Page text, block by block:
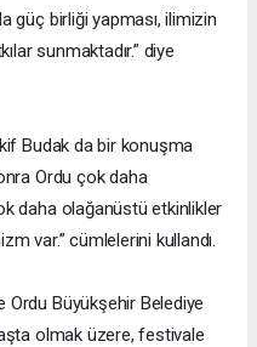
güç birliği yapması, ilimizin
sunmaktadır.” diye
Budak da bir konuşma
Ordu çok daha
daha olağanüstü etkinlikler
var.” cümlelerini kullandı.
Büyükşehir Belediye
olmak üzere, festivale